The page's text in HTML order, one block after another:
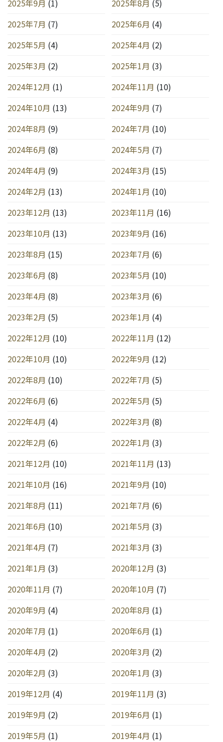
2025年9月 (1) 2025年8月 (5)
2025年7月 (7) 2025年6月 (4)
2025年5月 (4) 2025年4月 (2)
2025年3月 (2) 2025年1月 (3)
2024年12月 (1) 2024年11月 (10)
2024年10月 (13) 2024年9月 (7)
2024年8月 (9) 2024年7月 (10)
2024年6月 (8) 2024年5月 (7)
2024年4月 (9) 2024年3月 (15)
2024年2月 (13) 2024年1月 (10)
2023年12月 (13) 2023年11月 (16)
2023年10月 (13) 2023年9月 (16)
2023年8月 (15) 2023年7月 (6)
2023年6月 (8) 2023年5月 (10)
2023年4月 (8) 2023年3月 (6)
2023年2月 (5) 2023年1月 (4)
2022年12月 (10) 2022年11月 (12)
2022年10月 (10) 2022年9月 (12)
2022年8月 (10) 2022年7月 (5)
2022年6月 (6) 2022年5月 (5)
2022年4月 (4) 2022年3月 (8)
2022年2月 (6) 2022年1月 (3)
2021年12月 (10) 2021年11月 (13)
2021年10月 (16) 2021年9月 (10)
2021年8月 (11) 2021年7月 (6)
2021年6月 (10) 2021年5月 (3)
2021年4月 (7) 2021年3月 (3)
2021年1月 (3) 2020年12月 (3)
2020年11月 (7) 2020年10月 (7)
2020年9月 (4) 2020年8月 (1)
2020年7月 (1) 2020年6月 (1)
2020年4月 (2) 2020年3月 (2)
2020年2月 (3) 2020年1月 (3)
2019年12月 (4) 2019年11月 (3)
2019年9月 (2) 2019年6月 (1)
2019年5月 (1) 2019年4月 (1)